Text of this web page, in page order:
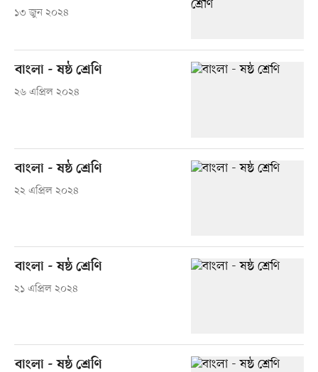
১৩ জুন ২০২৪
বাংলা - ষষ্ঠ শ্রেণি
২৬ এপ্রিল ২০২৪
বাংলা - ষষ্ঠ শ্রেণি
২২ এপ্রিল ২০২৪
বাংলা - ষষ্ঠ শ্রেণি
২১ এপ্রিল ২০২৪
বাংলা - ষষ্ঠ শ্রেণি